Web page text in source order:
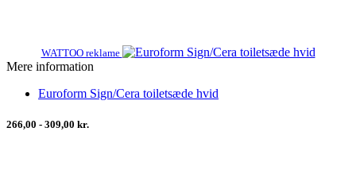
WATTOO reklame
Mere information
Euroform Sign/Cera toiletsæde hvid
266,00 - 309,00 kr.